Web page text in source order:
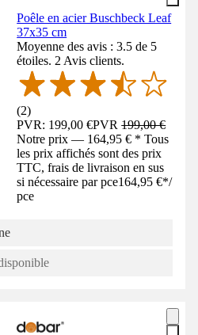
Poêle en acier Buschbeck Leaf
37x35 cm
Moyenne des avis : 3.5 de 5
étoiles. 2 Avis clients.
(2)
PVR: 199,00 €PVR199,00 €
Notre prix — 164,95 € * Tous
les prix affichés sont des prix
TTC, frais de livraison en sus
si nécessaire par pce164,95 €*/
pce